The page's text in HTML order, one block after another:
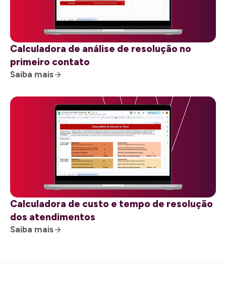
Calculadora de análise de resolução no
primeiro contato
Saiba mais
Calculadora de custo e tempo de resolução
dos atendimentos​
Saiba mais